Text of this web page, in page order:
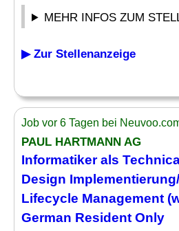
MEHR INFOS ZUM
▶ Zur Stellenanzeige
Job vor 6 Tagen bei
PAUL HARTMANN AG
Informatiker als
Design Implementierung/
Lifecycle Management
German Resident Only